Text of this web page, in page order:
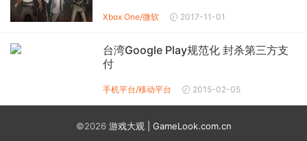
Xbox One/微软 2017-11-01
台湾Google Play规范化 封杀第三方支
付
手机平台/移动平台 2015-02-05
©2026 游戏大观 | GameLook.com.cn